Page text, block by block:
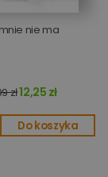
nie ma
zł12,25 zł
Do koszyka